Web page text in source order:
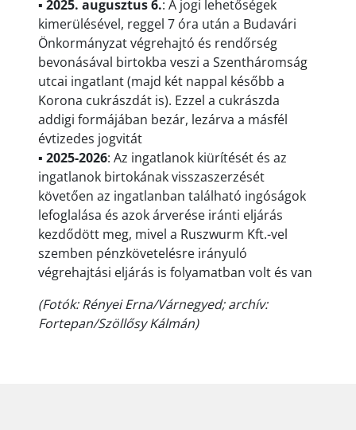
▪ 2025. augusztus 6.: A jogi lehetőségek
kimerülésével, reggel 7 óra után a Budavári
Önkormányzat végrehajtó és rendőrség
bevonásával birtokba veszi a Szentháromság
utcai ingatlant (majd két nappal később a
Korona cukrászdát is). Ezzel a cukrászda
addigi formájában bezár, lezárva a másfél
évtizedes jogvitát
▪ 2025-2026: Az ingatlanok kiürítését és az
ingatlanok birtokának visszaszerzését
követően az ingatlanban található ingóságok
lefoglalása és azok árverése iránti eljárás
kezdődött meg, mivel a Ruszwurm Kft.-vel
szemben pénzkövetelésre irányuló
végrehajtási eljárás is folyamatban volt és van
(Fotók: Rényei Erna/Várnegyed; archív:
Fortepan/Szöllősy Kálmán)